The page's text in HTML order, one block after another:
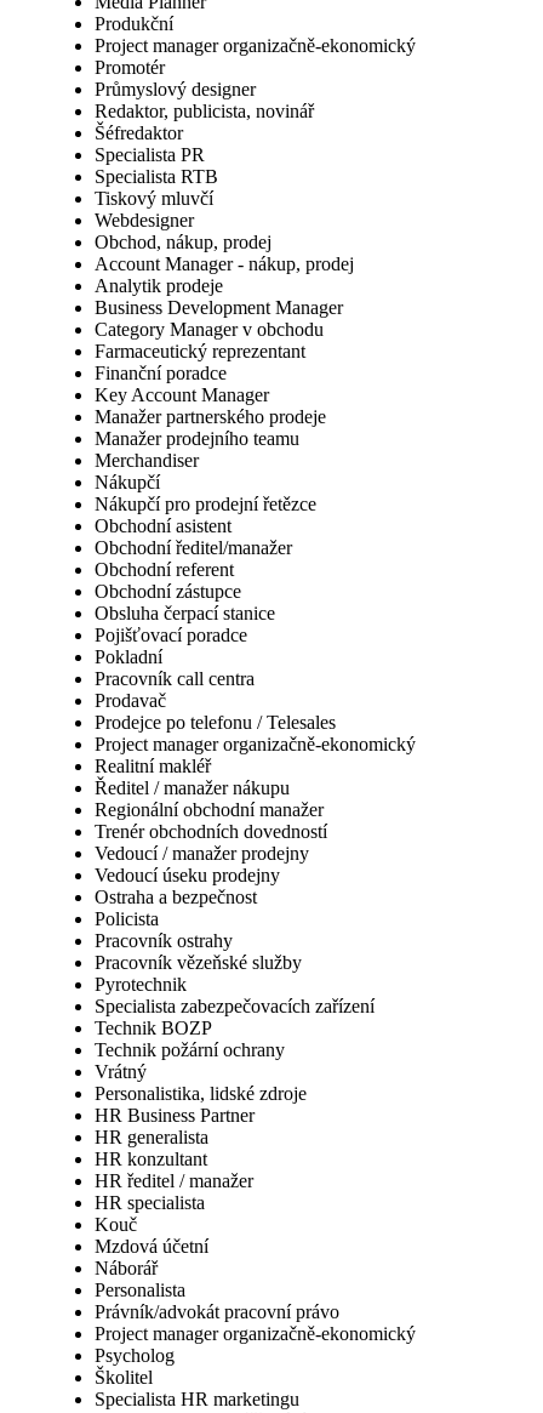
Produkční
Project manager organizačně-ekonomický
Promotér
Průmyslový designer
Redaktor, publicista, novinář
Šéfredaktor
Specialista PR
Specialista RTB
Tiskový mluvčí
Webdesigner
Obchod, nákup, prodej
Account Manager - nákup, prodej
Analytik prodeje
Business Development Manager
Category Manager v obchodu
Farmaceutický reprezentant
Finanční poradce
Key Account Manager
Manažer partnerského prodeje
Manažer prodejního teamu
Merchandiser
Nákupčí
Nákupčí pro prodejní řetězce
Obchodní asistent
Obchodní ředitel/manažer
Obchodní referent
Obchodní zástupce
Obsluha čerpací stanice
Pojišťovací poradce
Pokladní
Pracovník call centra
Prodavač
Prodejce po telefonu / Telesales
Project manager organizačně-ekonomický
Realitní makléř
Ředitel / manažer nákupu
Regionální obchodní manažer
Trenér obchodních dovedností
Vedoucí / manažer prodejny
Vedoucí úseku prodejny
Ostraha a bezpečnost
Policista
Pracovník ostrahy
Pracovník vězeňské služby
Pyrotechnik
Specialista zabezpečovacích zařízení
Technik BOZP
Technik požární ochrany
Vrátný
Personalistika, lidské zdroje
HR Business Partner
HR generalista
HR konzultant
HR ředitel / manažer
HR specialista
Kouč
Mzdová účetní
Náborář
Personalista
Právník/advokát pracovní právo
Project manager organizačně-ekonomický
Psycholog
Školitel
Specialista HR marketingu